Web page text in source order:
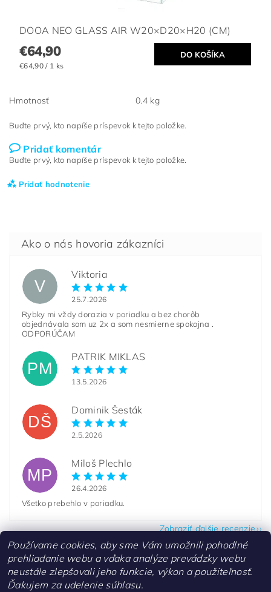
DOOA NEO GLASS AIR W20×D20×H20 (CM)
€64,90
€64,90 / 1 ks
Hmotnosť 0.4 kg
Buďte prvý, kto napíše príspevok k tejto položke.
Pridať komentár
Buďte prvý, kto napíše príspevok k tejto položke.
Pridať hodnotenie
V
Viktoria
25.7.2026
Rybky mi vždy dorazia v poriadku a bez chorôb
objednávala som uz 2x a som nesmierne spokojna .
ODPORÚČAM
PM
PATRIK MIKLAS
13.5.2026
DŠ
Dominik Šesták
2.5.2026
MP
Miloš Plechlo
26.4.2026
Všetko prebehlo v poriadku.
Zobraziť ďalšie recenzie
Kontakty
Používame cookies, aby sme Vám umožnili pohodlné
prehliadanie webu a vďaka analýze prevádzky webu
neustále zlepšovali jeho funkcie, výkon a použiteľnosť.
Ďakujem za udelenie súhlasu.